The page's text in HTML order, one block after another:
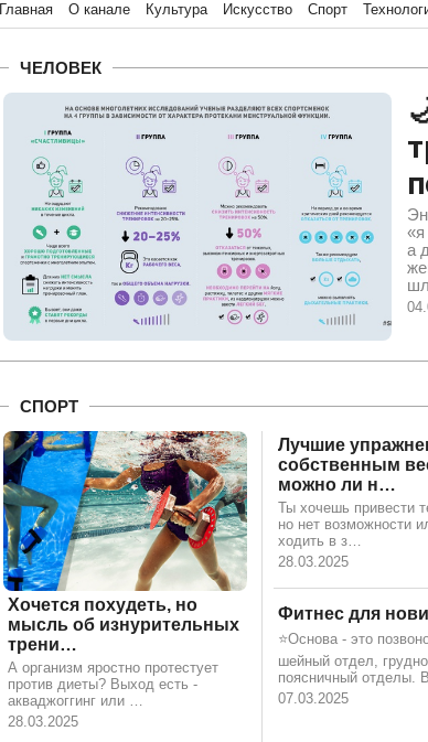
Главная О канале Культура Искусство Спорт
ЧЕЛОВЕК
а
СПОРТ
Хочется похудеть, но
мысль об изнурительных
трени…
А организм яростно протестует
против диеты? Выход есть -
акваджоггинг или …
28.03.2025
Лучшие
собственным
можно ли н…
Ты хочешь привести
но нет возможности
ходить в з…
28.03.2025
Фитнес для
⭐️Основа - это
шейный отдел,
поясничный отделы.
07.03.2025